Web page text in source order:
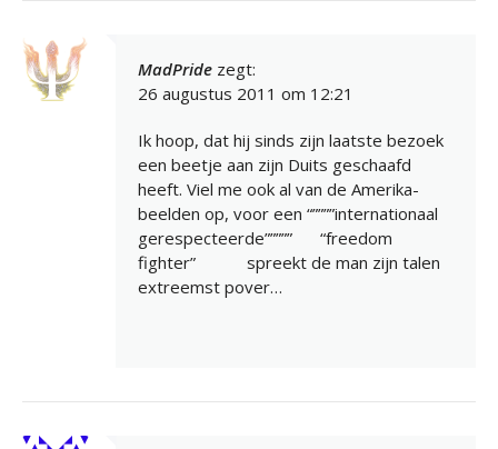
MadPride zegt:
26 augustus 2011 om 12:21
Ik hoop, dat hij sinds zijn laatste bezoek
een beetje aan zijn Duits geschaafd
heeft. Viel me ook al van de Amerika-
beelden op, voor een “””””internationaal
gerespecteerde”””””
“freedom
fighter”
spreekt de man zijn talen
extreemst pover…